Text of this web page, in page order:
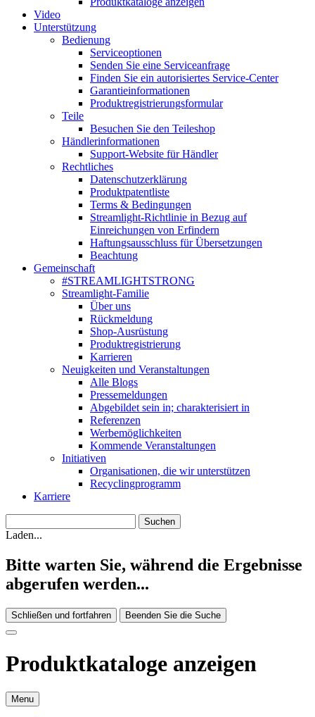
Video
Unterstützung
Bedienung
Serviceoptionen
Senden Sie eine Serviceanfrage
Finden Sie ein autorisiertes Service-Center
Garantieinformationen
Produktregistrierungsformular
Teile
Besuchen Sie den Teileshop
Händlerinformationen
Support-Website für Händler
Rechtliches
Datenschutzerklärung
Produktpatentliste
Terms & Bedingungen
Streamlight-Richtlinie in Bezug auf
Einreichungen von Erfindern
Haftungsausschluss für Übersetzungen
Beachtung
Gemeinschaft
#STREAMLIGHTSTRONG
Streamlight-Familie
Über uns
Rückmeldung
Shop-Ausrüstung
Produktregistrierung
Karrieren
Neuigkeiten und Veranstaltungen
Alle Blogs
Pressemeldungen
Abgebildet sein in; charakterisiert in
Referenzen
Werbemöglichkeiten
Kommende Veranstaltungen
Initiativen
Organisationen, die wir unterstützen
Recyclingprogramm
Karriere
Laden...
Bitte warten Sie, während die Ergebnisse
abgerufen werden...
Schließen und fortfahren Beenden Sie die Suche
Produktkataloge anzeigen
Menu